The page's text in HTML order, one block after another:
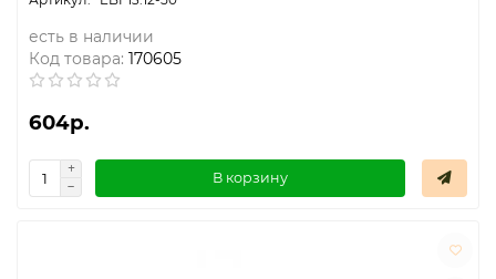
есть в наличии
Код товара: 170605
604р.
В корзину